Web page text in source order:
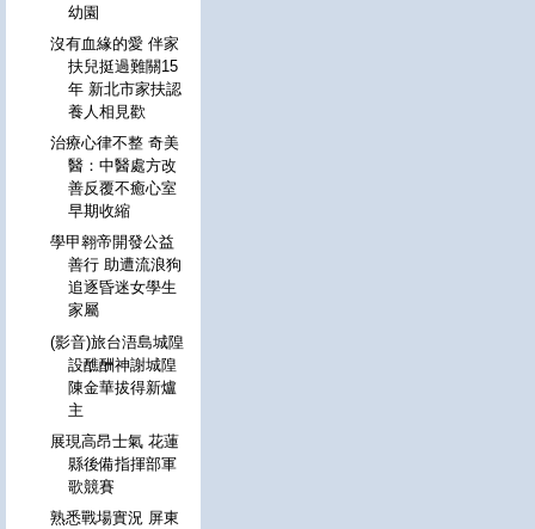
幼園
沒有血緣的愛 伴家
扶兒挺過難關15
年 新北市家扶認
養人相見歡
治療心律不整 奇美
醫：中醫處方改
善反覆不癒心室
早期收縮
學甲翱帝開發公益
善行 助遭流浪狗
追逐昏迷女學生
家屬
(影音)旅台浯島城隍
設醮酬神謝城隍
陳金華拔得新爐
主
展現高昂士氣 花蓮
縣後備指揮部軍
歌競賽
熟悉戰場實況 屏東